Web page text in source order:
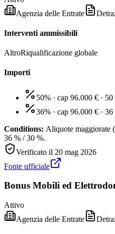
Agenzia delle Entrate
Interventi ammissibili
AltroRiqualificazione globale
Importi
50% · cap 96.000 € · 50
36% · cap 96.000 € · 36
Conditions: Aliquote maggiorate
36 % / 30 %.
Verificato il 20 mag 2026
Fonte ufficiale
Bonus Mobili ed
Attivo
Agenzia delle Entrate